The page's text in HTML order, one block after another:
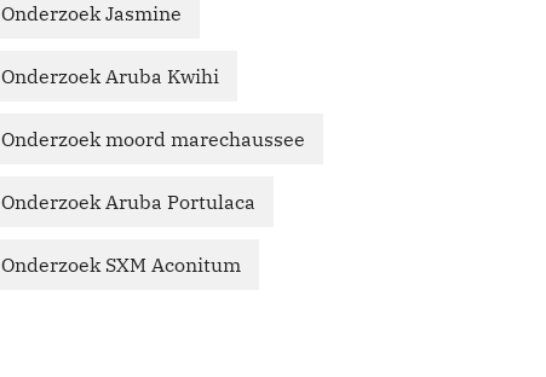
Onderzoek Jasmine
Onderzoek Aruba Kwihi
Onderzoek moord marechaussee
Onderzoek Aruba Portulaca
Onderzoek SXM Aconitum